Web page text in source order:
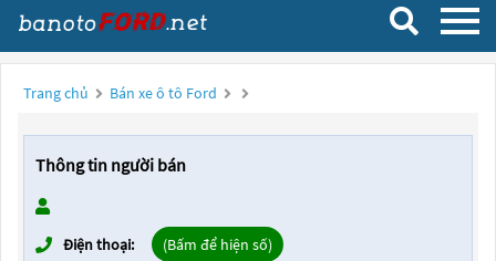
Trang chủ Bán xe ô tô Ford
Thông tin người bán
Điện thoại: (Bấm để hiện số)